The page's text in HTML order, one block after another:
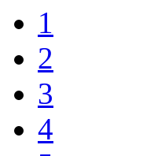
1
2
3
4